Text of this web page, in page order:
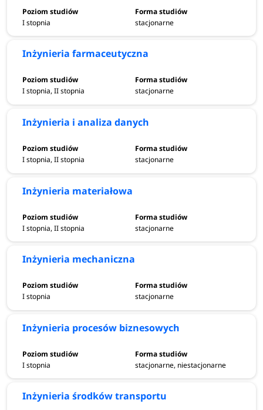
dodatkowych umiejętności praktycznych.
Uczelnia posiada świetnie wykwalifikowaną kadrę
pracowniczą oraz nowoczesne zaplecze naukowo-
Nowe kierunki studiów 2024/2025 na
Politechnice Rzeszowskiej
Oferta dydaktyczna Politechniki Rzeszowskiej powiększyła
czeka:inteligentne systemy i technologie produkcji.
Nowe kierunki studiów 2023/2024 na
Politechnice Rzeszowskiej
Oferta dydaktyczna 2023/2024 Politechniki Rzeszowskiej
powiększyła się o 7 nowych kierunków studiów. Na
kandydatów czekają:chemical engineering and
mechaniczna,inżynieria procesów biznesowych,
wzornictwa przemysłowego,
modern management
I stopnia stacjonarne
Inżynieria farmaceutyczna
I stopnia, II stopnia stacjonarne
Inżynieria i analiza danych
I stopnia, II stopnia stacjonarne
Inżynieria materiałowa
I stopnia, II stopnia stacjonarne
Inżynieria mechaniczna
I stopnia stacjonarne
Inżynieria procesów biznesowych
I stopnia stacjonarne, niestacjonarne
Inżynieria środków transportu